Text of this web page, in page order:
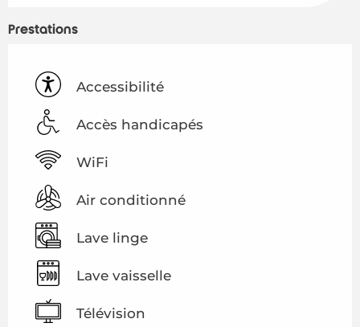
Prestations
Accessibilité
Accès handicapés
WiFi
Air conditionné
Lave linge
Lave vaisselle
Télévision